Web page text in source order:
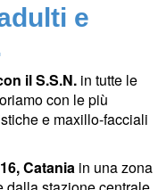
e
il S.S.N.in tutte le
con le più
e maxillo-facciali
Cataniain una zona